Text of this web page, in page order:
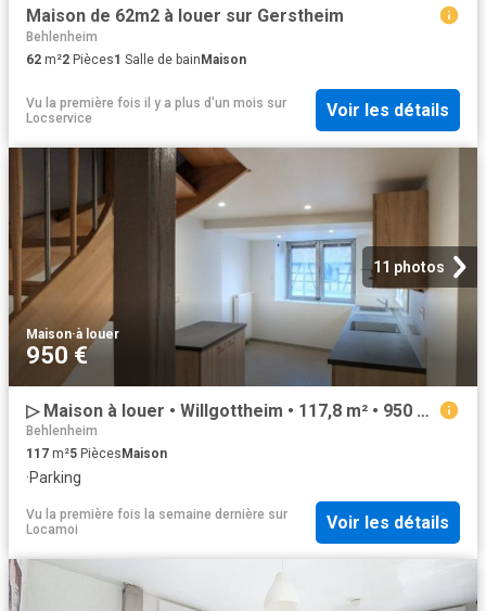
Maison de 62m2 à louer sur Gerstheim
Behlenheim
62 m²2 Pièces1 Salle de bainMaison
Vu la première fois il y a plus d'un mois sur
Locservice
Voir les détails
11 photos
Maison·à louer
950 €
▷ Maison à louer • Willgottheim • 117,8 m² • 950 € | immoRegion
Behlenheim
117 m²5 Pièces Maison
·Parking
Vu la première fois la semaine dernière sur
Locamoi
Voir les détails